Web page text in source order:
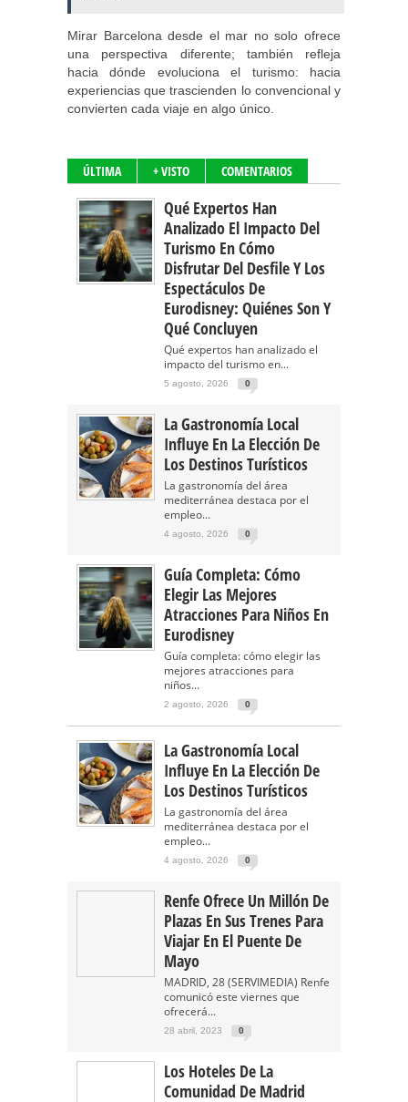
Mirar Barcelona desde el mar no solo ofrece
una perspectiva diferente; también refleja
hacia dónde evoluciona el turismo: hacia
experiencias que trascienden lo convencional y
convierten cada viaje en algo único.
ÚLTIMA + VISTO COMENTARIOS
Qué Expertos Han
Analizado El Impacto Del
Turismo En Cómo
Disfrutar Del Desfile Y Los
Espectáculos De
Eurodisney: Quiénes Son Y
Qué Concluyen
Qué expertos han analizado el
impacto del turismo en...
5 agosto, 2026 0
La Gastronomía Local
Influye En La Elección De
Los Destinos Turísticos
La gastronomía del área
mediterránea destaca por el
empleo...
4 agosto, 2026 0
Guía Completa: Cómo
Elegir Las Mejores
Atracciones Para Niños En
Eurodisney
Guía completa: cómo elegir las
mejores atracciones para
niños...
2 agosto, 2026 0
La Gastronomía Local
Influye En La Elección De
Los Destinos Turísticos
La gastronomía del área
mediterránea destaca por el
empleo...
4 agosto, 2026 0
Renfe Ofrece Un Millón De
Plazas En Sus Trenes Para
Viajar En El Puente De
Mayo
MADRID, 28 (SERVIMEDIA) Renfe
comunicó este viernes que
ofrecerá...
28 abril, 2023 0
Los Hoteles De La
Comunidad De Madrid